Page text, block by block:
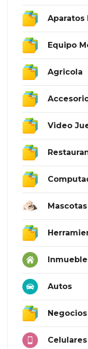
Aparatos
Equipo
Agricola
Video
Mascotas
Autos
Negocios
Celulares